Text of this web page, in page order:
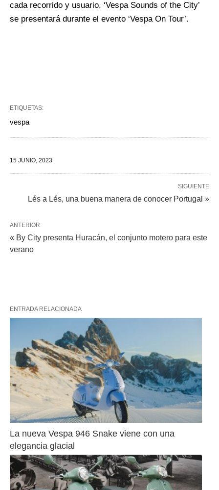
cada recorrido y usuario. ‘Vespa Sounds of the City’
se presentará durante el evento ‘Vespa On Tour’.
ETIQUETAS:
vespa
15 JUNIO, 2023
SIGUIENTE
Lés a Lés, una buena manera de conocer Portugal »
ANTERIOR
« By City presenta Huracán, el conjunto motero para este
verano
ENTRADA RELACIONADA
La nueva Vespa 946 Snake viene con una
elegancia glacial